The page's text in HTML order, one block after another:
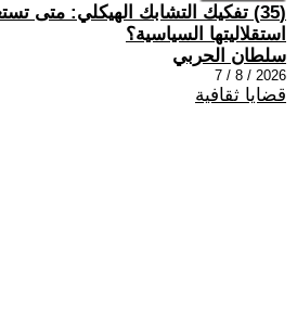
(35) تفكيك التشابك الهيكلي: متى
استقلاليتها السياسية؟
سلطان الحربي
2026 / 8 / 7
قضايا ثقافية